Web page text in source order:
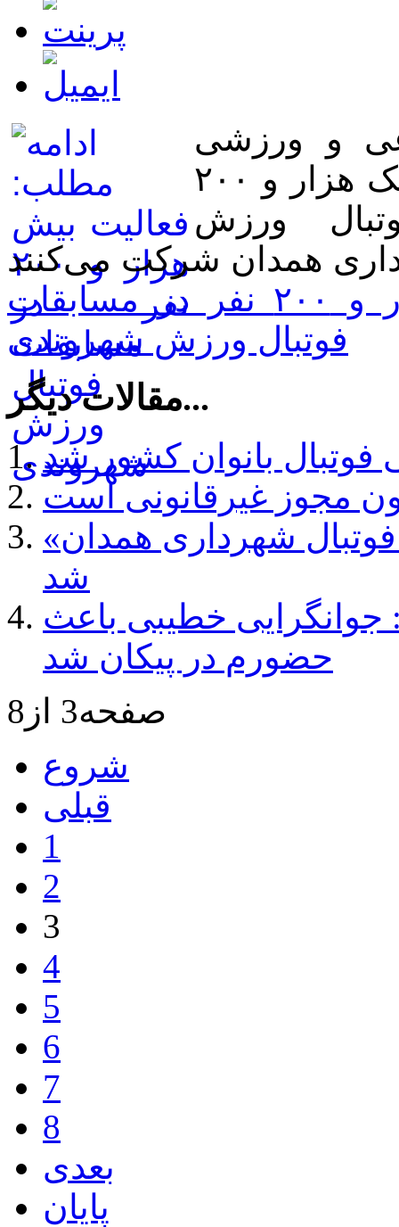
و ورزشی
شهرداری همدان گفت: بیش از یک هزار و ۲۰۰
ورزش
ادامه مطلب: فعالیت بیش هزار و ۲۰۰ نفر در مسابقات
فوتبال ورزش شهروندی
مقالات دیگر...
فوتبال بانوان کشور شد
مجوز غیرقانونی است
«رضا طلایی منش» سرمربی تیم فوتبال شهرداری همدان
شد
جوانگرایی خطیبی باعث
حضورم در پیکان شد
صفحه3 از8
شروع
قبلی
1
2
3
4
5
6
7
8
بعدی
پایان